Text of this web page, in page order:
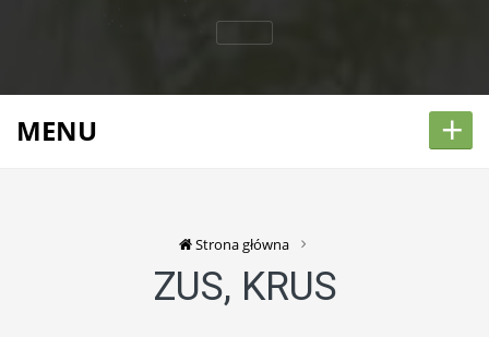
MENU +
Strona główna
ZUS, KRUS